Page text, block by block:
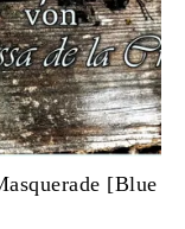
[Blue